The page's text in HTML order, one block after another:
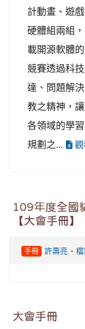
計動畫、遊
硬體組兩組
載開源軟體
競賽透過科
達、問題解
教之精神，
各領域的學
規劃之...
觀
109年度全國
【大會手冊】
手冊 許壽亮 -
大會手冊